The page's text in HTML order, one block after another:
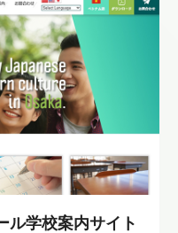
ル学校案内サイト